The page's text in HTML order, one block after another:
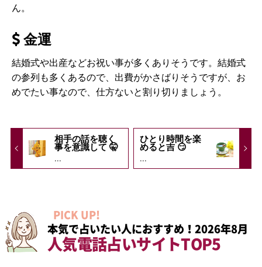
ん。
金運
結婚式や出産などお祝い事が多くありそうです。結婚式
の参列も多くあるので、出費がかさばりそうですが、お
めでたい事なので、仕方ないと割り切りましょう。
相手の話を聴く
事を意識して 🤫
...
ひとり時間を楽
めると吉 😏
...
PICK UP!
本気で占いたい人におすすめ！2026年8月
人気電話占いサイトTOP5